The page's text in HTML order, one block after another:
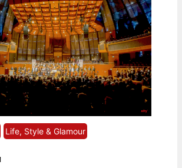
Life, Style & Glamour